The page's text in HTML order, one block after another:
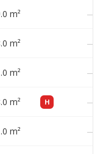
m² —
m² —
m² —
m² H —
m² —